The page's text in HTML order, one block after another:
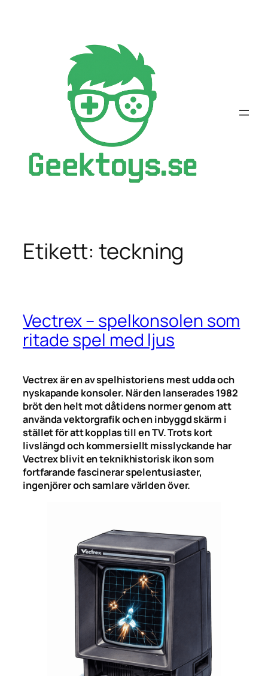
Etikett:teckning
Vectrex – spelkonsolen som
ritade spel med ljus
Vectrex är en av spelhistoriens mest udda och
nyskapande konsoler. När den lanserades 1982
bröt den helt mot dåtidens normer genom att
använda vektorgrafik och en inbyggd skärm i
stället för att kopplas till en TV. Trots kort
livslängd och kommersiellt misslyckande har
Vectrex blivit en teknikhistorisk ikon som
fortfarande fascinerar spelentusiaster,
ingenjörer och samlare världen över.